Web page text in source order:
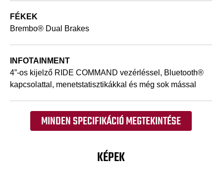
FÉKEK
Brembo® Dual Brakes
INFOTAINMENT
4”-os kijelző RIDE COMMAND vezérléssel, Bluetooth®
kapcsolattal, menetstatisztikákkal és még sok mással
MINDEN SPECIFIKÁCIÓ MEGTEKINTÉSE
KÉPEK